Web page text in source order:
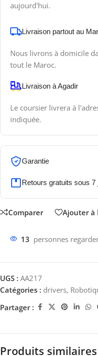
aujourd'hui.
Livraison partout au
Nous livrons à domicile
tout le Maroc.
Livraison à Agadir
Le coursier livrera à
indiquée.
Garantie
Retours gratuits sous 7
Comparer Ajouter à
13 personnes
UGS : AA217
Catégories : drivers,
Partager :
Produits similaires